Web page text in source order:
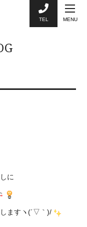
TEL MENU
に
ますヽ(´▽｀)/